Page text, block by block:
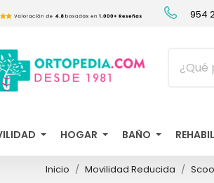
954
HOGAR BAÑO
Inicio Movilidad Reducida